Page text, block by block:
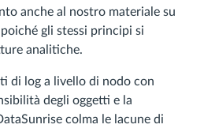
anche al nostro materiale su
gli stessi principi si
analitiche.
di log a livello di nodo con
degli oggetti e la
colma le lacune di